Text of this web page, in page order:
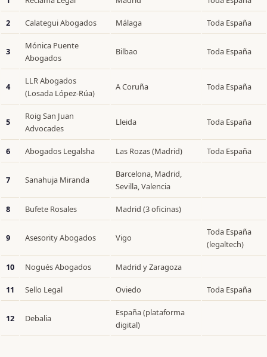
2 Calategui Abogados Málaga Toda España
3
Mónica Puente
Abogados
Bilbao Toda España
4
LLR Abogados
(Losada López-Rúa)
A Coruña Toda España
5
Roig San Juan
Advocades
Lleida Toda España
6 Abogados Legalsha Las Rozas (Madrid) Toda España
7 Sanahuja Miranda
Barcelona, Madrid,
Sevilla, Valencia
8 Bufete Rosales Madrid (3 oficinas)
9 Asesority Abogados Vigo
Toda España
(legaltech)
10 Nogués Abogados Madrid y Zaragoza
11 Sello Legal Oviedo Toda España
12 Debalia
España (plataforma
digital)